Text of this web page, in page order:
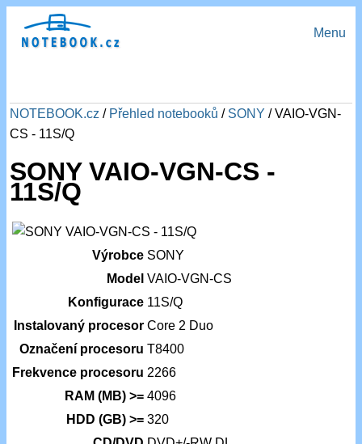
Menu
NOTEBOOK.cz / Přehled notebooků / SONY / VAIO-VGN-
CS - 11S/Q
SONY VAIO-VGN-CS -
11S/Q
Výrobce SONY
Model VAIO-VGN-CS
Konfigurace 11S/Q
Instalovaný procesor Core 2 Duo
Označení procesoru T8400
Frekvence procesoru 2266
RAM (MB) >= 4096
HDD (GB) >= 320